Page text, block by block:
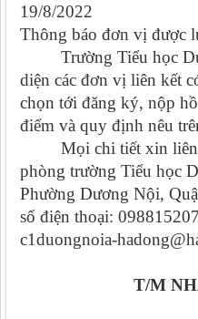
19/8/2022
Thông báo đơn vị được
Trường Tiểu học
diện các đơn vị liên kết
chọn tới đăng ký, nộp
điểm và quy định nêu
Mọi chi tiết xin liên
phòng trường Tiểu học
Phường Dương Nội,
số điện thoại:
c1duongnoia-
T/M